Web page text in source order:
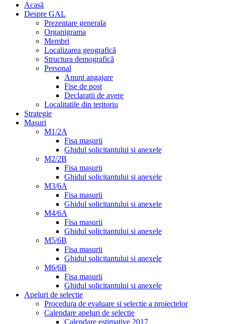
Acasă
Despre GAL
Prezentare generala
Organigrama
Membri
Localizarea geografică
Structura demografică
Personal
Anunt angajare
Fise de post
Declaratii de avere
Localitatile din teritoriu
Strategie
Masuri
M1/2A
Fisa masurii
Ghidul solicitantului si anexele
M2/2B
Fisa masurii
Ghidul solicitantului si anexele
M3/6A
Fisa masurii
Ghidul solicitantului si anexele
M4/6A
Fisa masurii
Ghidul solicitantului si anexele
M5/6B
Fisa masurii
Ghidul solicitantului si anexele
M6/6B
Fisa masurii
Ghidul solicitantului si anexele
Apeluri de selectie
Procedura de evaluare si selectie a proiectelor
Calendare apeluri de selectie
Calendare estimative 2017